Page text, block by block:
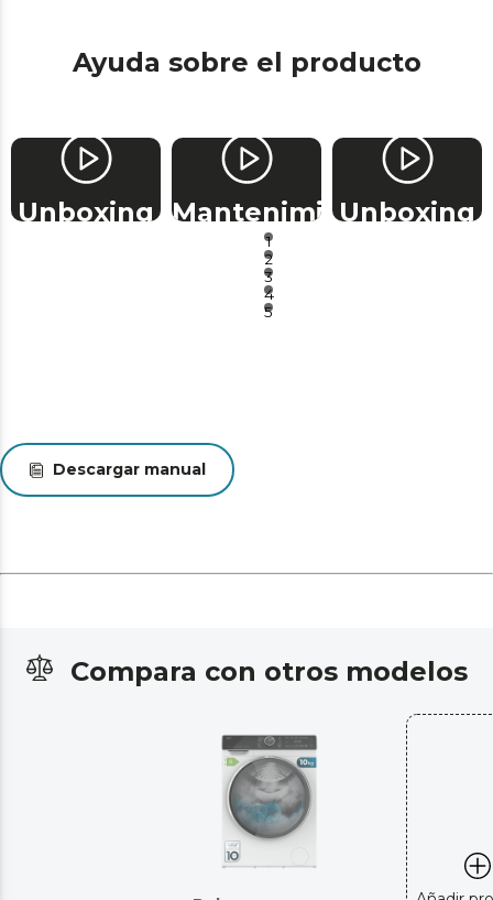
Ayuda sobre el producto
Unboxing MantenimientoUnboxing
1
2
3
4
5
Descargar manual
Compara con otros modelos